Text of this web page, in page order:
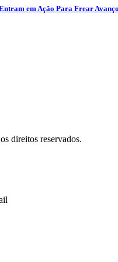
em Ação Para Frear
direitos reservados.